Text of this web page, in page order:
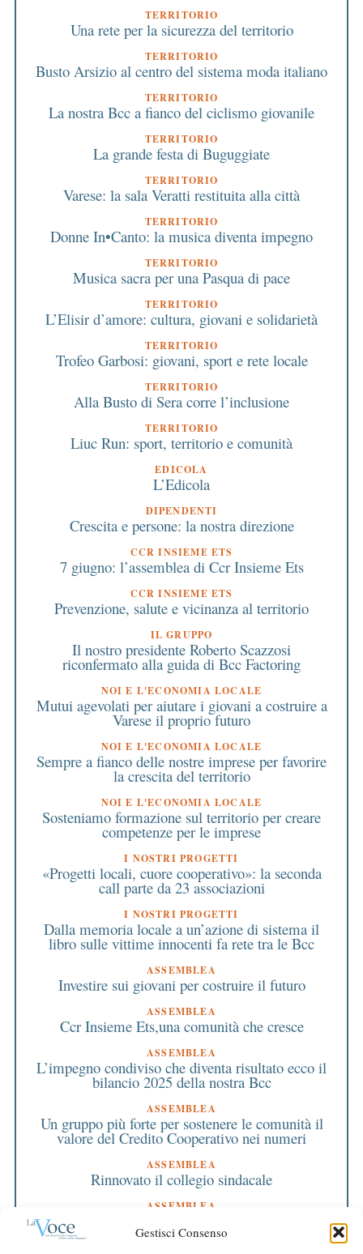
Gestisci Consenso
TERRITORIO
Una rete per la sicurezza del territorio
TERRITORIO
Busto Arsizio al centro del sistema moda italiano
TERRITORIO
La nostra Bcc a fianco del ciclismo giovanile
TERRITORIO
La grande festa di Buguggiate
TERRITORIO
Varese: la sala Veratti restituita alla città
TERRITORIO
Donne In•Canto: la musica diventa impegno
TERRITORIO
Musica sacra per una Pasqua di pace
TERRITORIO
L’Elisir d’amore: cultura, giovani e solidarietà
TERRITORIO
Trofeo Garbosi: giovani, sport e rete locale
TERRITORIO
Alla Busto di Sera corre l’inclusione
TERRITORIO
Liuc Run: sport, territorio e comunità
EDICOLA
L’Edicola
DIPENDENTI
Crescita e persone: la nostra direzione
CCR INSIEME ETS
7 giugno: l’assemblea di Ccr Insieme Ets
CCR INSIEME ETS
Prevenzione, salute e vicinanza al territorio
IL GRUPPO
Il nostro presidente Roberto Scazzosi
riconfermato alla guida di Bcc Factoring
NOI E L'ECONOMIA LOCALE
Mutui agevolati per aiutare i giovani a costruire a
Varese il proprio futuro
NOI E L'ECONOMIA LOCALE
Sempre a fianco delle nostre imprese per favorire
la crescita del territorio
NOI E L'ECONOMIA LOCALE
Sosteniamo formazione sul territorio per creare
competenze per le imprese
I NOSTRI PROGETTI
«Progetti locali, cuore cooperativo»: la seconda
call parte da 23 associazioni
I NOSTRI PROGETTI
Dalla memoria locale a un’azione di sistema il
libro sulle vittime innocenti fa rete tra le Bcc
ASSEMBLEA
Investire sui giovani per costruire il futuro
ASSEMBLEA
Ccr Insieme Ets,una comunità che cresce
ASSEMBLEA
L’impegno condiviso che diventa risultato ecco il
bilancio 2025 della nostra Bcc
ASSEMBLEA
Un gruppo più forte per sostenere le comunità il
valore del Credito Cooperativo nei numeri
ASSEMBLEA
Rinnovato il collegio sindacale
ASSEMBLEA
Bilancio approvato all’unanimità e 2 milioni
destinati al territorio